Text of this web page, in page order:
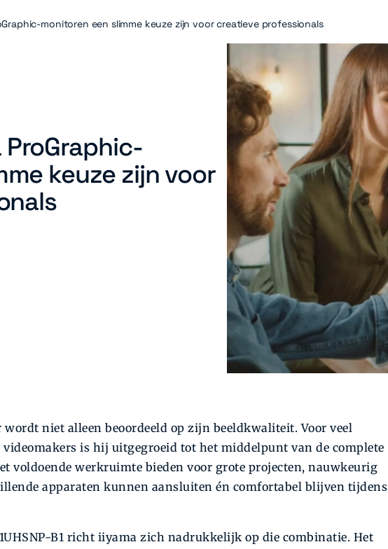
monitoren een slimme keuze zijn voor creatieve professionals
keuze zijn voor
niet alleen beoordeeld op zijn beeldkwaliteit. Voor veel
is hij uitgegroeid tot het middelpunt van de complete
voldoende werkruimte bieden voor grote projecten, nauwkeurig
apparaten kunnen aansluiten én comfortabel blijven tijdens
B1 richt iiyama zich nadrukkelijk op die combinatie. Het